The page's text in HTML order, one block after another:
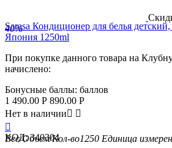
40%
Sarasa Кондиционер для белья
Япония 1250ml
При покупке данного товара на
начислено:
Бонусные баллы: баллов
1 490.00 Р 890.00 Р
Нет в наличии 

Вес/Объем/Кол-во1250 Единица
КОД: 340304